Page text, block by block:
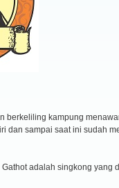
berkeliling kampung
dan sampai saat ini sudah
adalah singkong yang